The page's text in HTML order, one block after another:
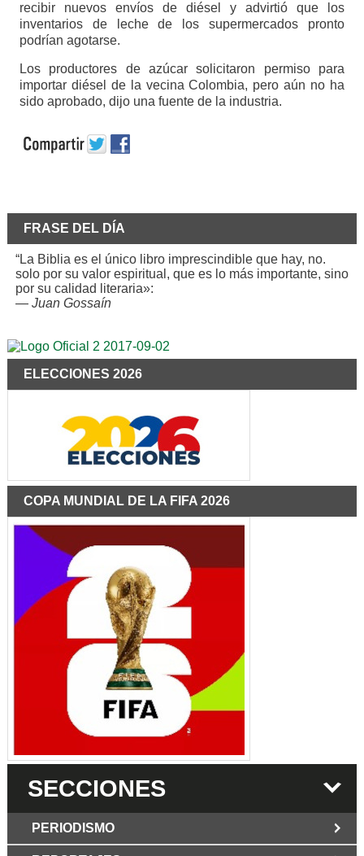
recibir nuevos envíos de diésel y advirtió que los
inventarios de leche de los supermercados pronto
podrían agotarse.
Los productores de azúcar solicitaron permiso para
importar diésel de la vecina Colombia, pero aún no ha
sido aprobado, dijo una fuente de la industria.
FRASE DEL DÍA
“La Biblia es el único libro imprescindible que hay, no.
solo por su valor espiritual, que es lo más importante, sino
por su calidad literaria»:
— Juan Gossaín
ELECCIONES 2026
COPA MUNDIAL DE LA FIFA 2026
SECCIONES
PERIODISMO